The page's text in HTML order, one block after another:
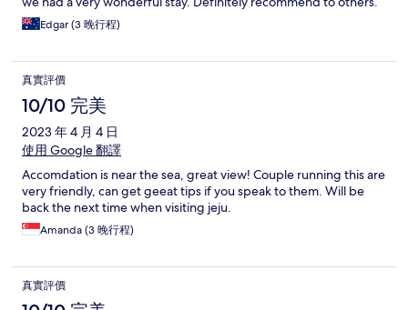
Edgar (3 晚行程)
真實評價
10/10 完美
2023 年 4 月 4 日
使用 Google 翻譯
Accomdation is near the sea, great view! Couple running this are
very friendly, can get geeat tips if you speak to them. Will be
back the next time when visiting jeju.
Amanda (3 晚行程)
真實評價